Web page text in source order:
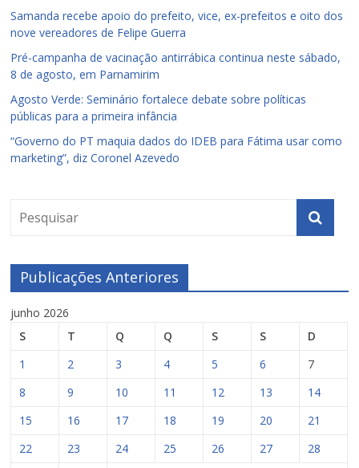
Samanda recebe apoio do prefeito, vice, ex-prefeitos e oito dos
nove vereadores de Felipe Guerra
Pré-campanha de vacinação antirrábica continua neste sábado,
8 de agosto, em Parnamirim
Agosto Verde: Seminário fortalece debate sobre políticas
públicas para a primeira infância
“Governo do PT maquia dados do IDEB para Fátima usar como
marketing”, diz Coronel Azevedo
Publicações Anteriores
junho 2026
S
T Q Q S S
D
1
2 3 4 5 6
7
8
9 10 11 12 13
14
15
16 17 18 19 20
21
22
23 24 25 26 27 28